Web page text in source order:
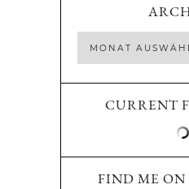
CURRENT
FIND ME ON